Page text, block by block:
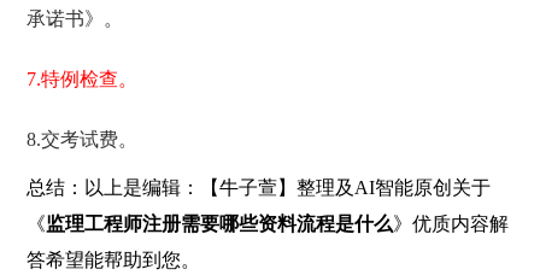
承诺书》。
7.特例检查。
8.交考试费。
总结：以上是编辑：【牛子萱】整理及AI智能原创关于
《监理工程师注册需要哪些资料流程是什么》优质内容解
答希望能帮助到您。